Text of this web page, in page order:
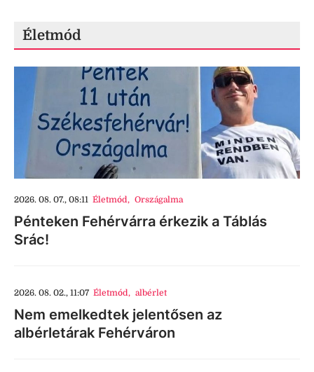
Életmód
2026. 08. 07., 08:11 Életmód, Országalma
Pénteken Fehérvárra érkezik a Táblás
Srác!
2026. 08. 02., 11:07 Életmód, albérlet
Nem emelkedtek jelentősen az
albérletárak Fehérváron